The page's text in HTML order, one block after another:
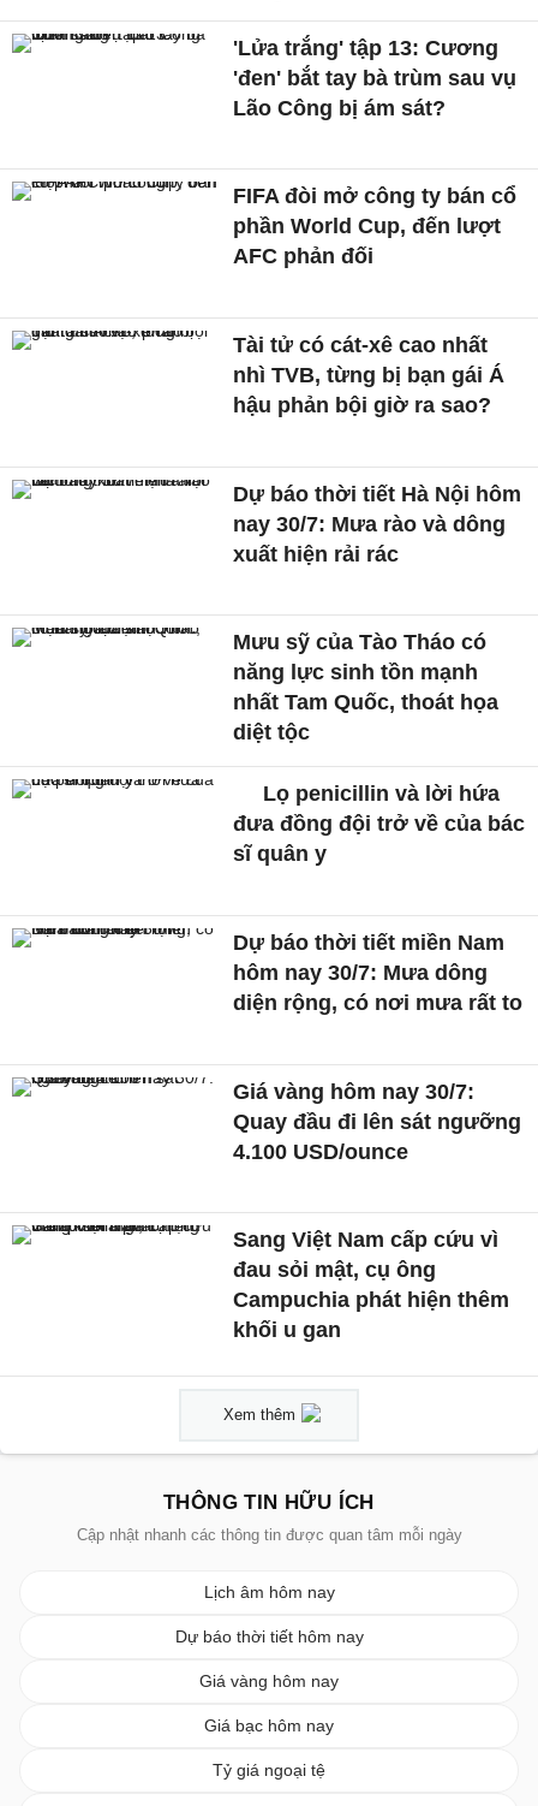
'Lửa trắng' tập 13: Cương
'đen' bắt tay bà trùm sau vụ
Lão Công bị ám sát?
FIFA đòi mở công ty bán cổ
phần World Cup, đến lượt
AFC phản đối
Tài tử có cát-xê cao nhất
nhì TVB, từng bị bạn gái Á
hậu phản bội giờ ra sao?
Dự báo thời tiết Hà Nội hôm
nay 30/7: Mưa rào và dông
xuất hiện rải rác
Mưu sỹ của Tào Tháo có
năng lực sinh tồn mạnh
nhất Tam Quốc, thoát họa
diệt tộc
Lọ penicillin và lời hứa
đưa đồng đội trở về của bác
sĩ quân y
Dự báo thời tiết miền Nam
hôm nay 30/7: Mưa dông
diện rộng, có nơi mưa rất to
Giá vàng hôm nay 30/7:
Quay đầu đi lên sát ngưỡng
4.100 USD/ounce
Sang Việt Nam cấp cứu vì
đau sỏi mật, cụ ông
Campuchia phát hiện thêm
khối u gan
Xem thêm
THÔNG TIN HỮU ÍCH
Cập nhật nhanh các thông tin được quan tâm mỗi ngày
Lịch âm hôm nay
Dự báo thời tiết hôm nay
Giá vàng hôm nay
Giá bạc hôm nay
Tỷ giá ngoại tệ